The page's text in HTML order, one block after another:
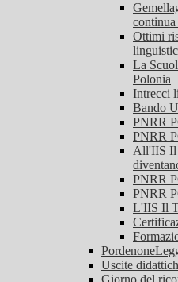
Ottimi
La
Polonia
Intrecci
Bando
PNRR
PNRR
All'IIS Il
PNRR
PNRR
L'IIS Il
Uscite